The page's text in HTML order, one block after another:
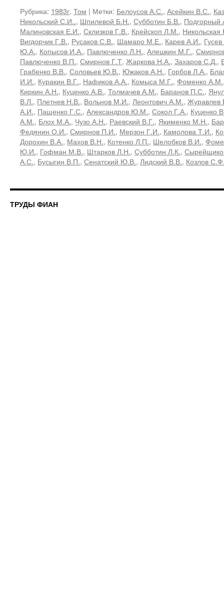
Рубрика: 1983г, Том | Метки: Белоусов А.С., Асейкин В.С.,
Никольский С.И.., Шпилевой Б.Н., Субботин Б.В., Подгорный
Малиновская Е.И., Склизков Г.В., Крейскоп Л.М.,
Вигдорчик Г.В., Русаков С.В., Шамаро М.Е., Карев А.И.,
Ю.А., Копысов И.А., Павлюченко Л.Н., Алешкин М.Г.,
Павлюченко В.П., Смирнов Г.Т, Жаркова Н.А., Захаров С.Д.,
Грабенко В.В., Соловьев Ю.В., Южаков А.Н., Горбов Л.А.,
И.И., Куракин В.Г., Нафиков А.А., Комыса М.Г., Фоменко А.М.
Киркин А.Н., Куценко А.В., Толмачев А.М., Баранов П.С.,
В.Л., Плетнев Н.В., Вольнов М.И., Леонтович А.М., Журавлев
А.И., Пащенко Г.С., Александров Ю.М., Сокол Г.А., Куценко
А.М., Блох М.А., Чузо А.Н., Раевский В.Г., Якименко М.Н.,
Федянин О.И., Смирнов П.И., Мерзон Г.И., Камолова Т.И.,
Дорохин В.А., Махов В.Н., Котенко Л.П., Шелобков В.И.,
Ю.И., Гофман М.В., Штарков Л.Н., Субботин Л.К.,
А.С., Бусыгин В.П., Сенатский Ю.В., Лидский В.В., Козлов
ТРУДЫ ФИАН